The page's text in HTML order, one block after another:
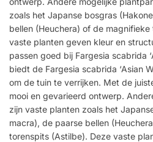
zoals het Japanse bosgras
bellen (Heuchera) of de
vaste planten geven kleur en
passen goed bij Fargesia scabrida
biedt de Fargesia scabrida ‘Asian
om de tuin te verrijken. Met de
mooi en gevarieerd ontwerp.
zijn vaste planten zoals het
macra), de paarse bellen
torenspits (Astilbe). Deze vaste